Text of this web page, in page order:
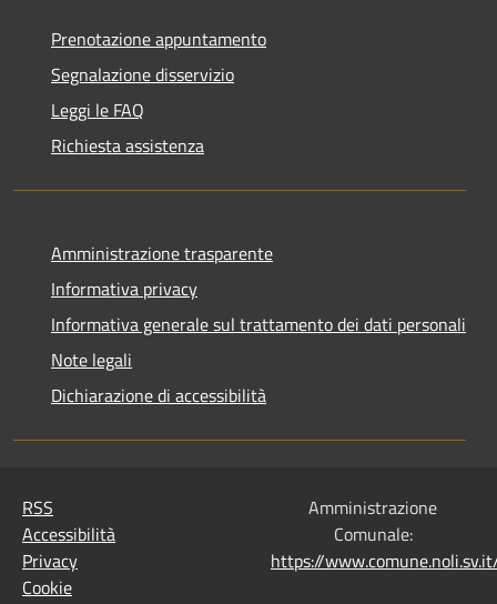
Prenotazione appuntamento
Segnalazione disservizio
Leggi le FAQ
Richiesta assistenza
Amministrazione trasparente
Informativa privacy
Informativa generale sul trattamento dei dati personali
Note legali
Dichiarazione di accessibilità
RSS
Accessibilità
Privacy
Cookie
Amministrazione
Comunale:
https://